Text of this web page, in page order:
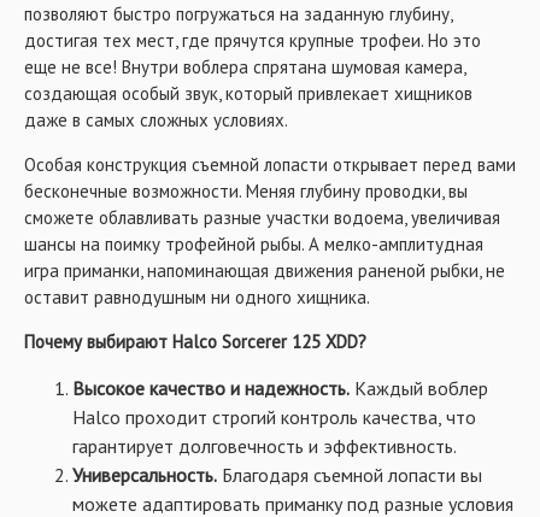
позволяют быстро погружаться на заданную глубину,
достигая тех мест, где прячутся крупные трофеи. Но это
еще не все! Внутри воблера спрятана шумовая камера,
создающая особый звук, который привлекает хищников
даже в самых сложных условиях.
Особая конструкция съемной лопасти открывает перед вами
бесконечные возможности. Меняя глубину проводки, вы
сможете облавливать разные участки водоема, увеличивая
шансы на поимку трофейной рыбы. А мелко-амплитудная
игра приманки, напоминающая движения раненой рыбки, не
оставит равнодушным ни одного хищника.
Почему выбирают Halco Sorcerer 125 XDD?
Высокое качество и надежность. Каждый воблер
Halco проходит строгий контроль качества, что
гарантирует долговечность и эффективность.
Универсальность. Благодаря съемной лопасти вы
можете адаптировать приманку под разные условия